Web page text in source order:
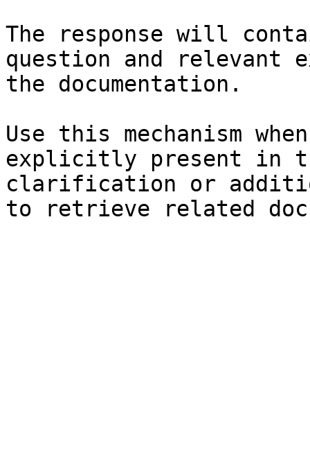
The response will
question and relevant
the documentation.
Use this mechanism
explicitly present in
clarification or